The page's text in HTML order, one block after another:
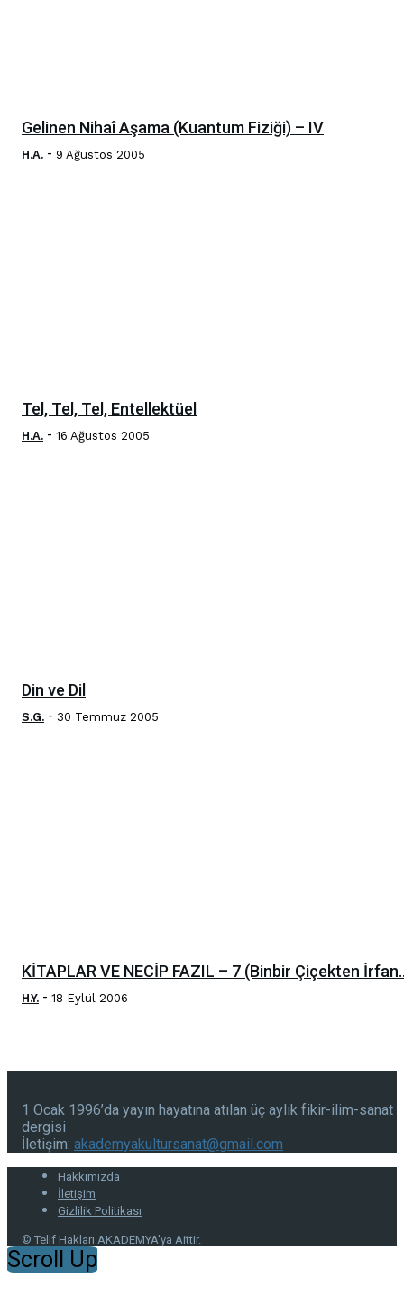
Gelinen Nihaî Aşama (Kuantum Fiziği) – IV
H.A. - 9 Ağustos 2005
Tel, Tel, Tel, Entellektüel
H.A. - 16 Ağustos 2005
Din ve Dil
S.G. - 30 Temmuz 2005
KİTAPLAR VE NECİP FAZIL – 7 (Binbir Çiçekten
H.Y. - 18 Eylül 2006
1 Ocak 1996’da yayın hayatına atılan üç aylık fikir-ilim-sanat
dergisi
İletişim: akademyakultursanat@gmail.com
Hakkımızda
İletişim
Gizlilik Politikası
© Telif Hakları AKADEMYA'ya Aittir.
Scroll Up